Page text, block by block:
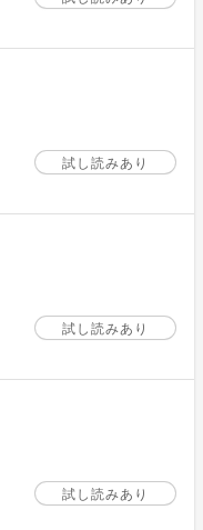
試し読みあり
試し読みあり
試し読みあり